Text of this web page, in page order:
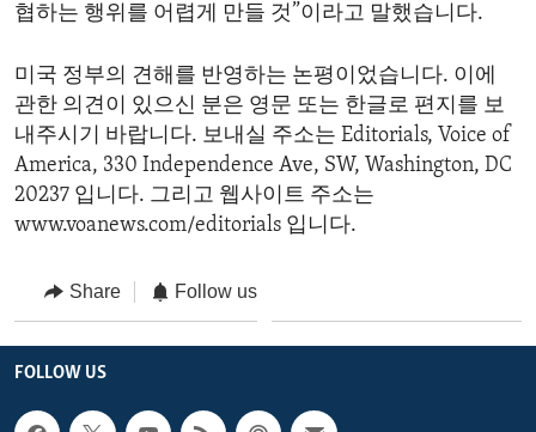
협하는 행위를 어렵게 만들 것”이라고 말했습니다.
미국 정부의 견해를 반영하는 논평이었습니다. 이에
관한 의견이 있으신 분은 영문 또는 한글로 편지를 보
내주시기 바랍니다. 보내실 주소는 Editorials, Voice of
America, 330 Independence Ave, SW, Washington, DC
20237 입니다. 그리고 웹사이트 주소는
www.voanews.com/editorials 입니다.
Share Follow us
FOLLOW US